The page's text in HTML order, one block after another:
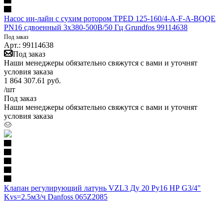
Насос ин-лайн с сухим ротором TPED 125-160/4-A-F-A-BQQE
PN16 сдвоенный 3х380-500В/50 Гц Grundfos 99114638
Под заказ
Арт.: 99114638
Под заказ
Наши менеджеры обязательно свяжутся с вами и уточнят
условия заказа
1 864 307.61 руб.
/шт
Под заказ
Наши менеджеры обязательно свяжутся с вами и уточнят
условия заказа
Клапан регулирующий латунь VZL3 Ду 20 Ру16 НР G3/4"
Kvs=2.5м3/ч Danfoss 065Z2085